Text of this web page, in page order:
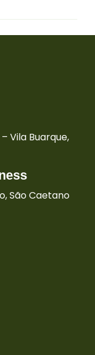
Vila Buarque,
São Caetano